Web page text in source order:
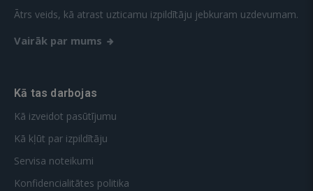
Ātrs veids, kā atrast uzticamu izpildītāju jebkuram uzdevumam.
Vairāk par mums
Kā tas darbojas
Kā izveidot pasūtījumu
Kā kļūt par izpildītāju
Servisa noteikumi
Konfidencialitātes politika